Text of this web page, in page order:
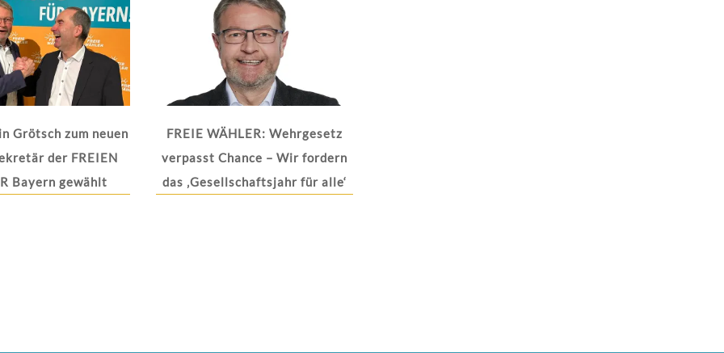
Grötsch zum neuen
der FREIEN
Bayern gewählt
FREIE WÄHLER: Wehrgesetz
verpasst Chance – Wir fordern
das ‚Gesellschaftsjahr für alle‘